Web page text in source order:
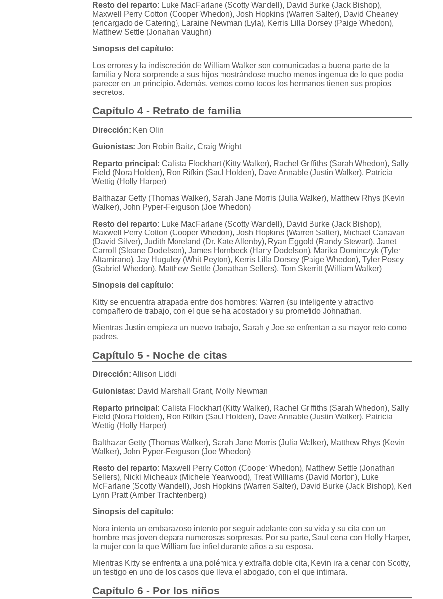
Resto del reparto: Luke MacFarlane (Scotty Wandell), David Burke (Jack Bishop),
Maxwell Perry Cotton (Cooper Whedon), Josh Hopkins (Warren Salter), David Cheaney
(encargado de Catering), Laraine Newman (Lyla), Kerris Lilla Dorsey (Paige Whedon),
Matthew Settle (Jonahan Vaughn)
Sinopsis del capítulo:
Los errores y la indiscreción de William Walker son comunicadas a buena parte de la
familia y Nora sorprende a sus hijos mostrándose mucho menos ingenua de lo que podía
parecer en un principio. Además, vemos como todos los hermanos tienen sus propios
secretos.
Capítulo 4 - Retrato de familia
Dirección: Ken Olin
Guionistas: Jon Robin Baitz, Craig Wright
Reparto principal: Calista Flockhart (Kitty Walker), Rachel Griffiths (Sarah Whedon), Sally
Field (Nora Holden), Ron Rifkin (Saul Holden), Dave Annable (Justin Walker), Patricia
Wettig (Holly Harper)
Balthazar Getty (Thomas Walker), Sarah Jane Morris (Julia Walker), Matthew Rhys (Kevin
Walker), John Pyper-Ferguson (Joe Whedon)
Resto del reparto: Luke MacFarlane (Scotty Wandell), David Burke (Jack Bishop),
Maxwell Perry Cotton (Cooper Whedon), Josh Hopkins (Warren Salter), Michael Canavan
(David Silver), Judith Moreland (Dr. Kate Allenby), Ryan Eggold (Randy Stewart), Janet
Carroll (Sloane Dodelson), James Hornbeck (Harry Dodelson), Marika Dominczyk (Tyler
Altamirano), Jay Huguley (Whit Peyton), Kerris Lilla Dorsey (Paige Whedon), Tyler Posey
(Gabriel Whedon), Matthew Settle (Jonathan Sellers), Tom Skerritt (William Walker)
Sinopsis del capítulo:
Kitty se encuentra atrapada entre dos hombres: Warren (su inteligente y atractivo
compañero de trabajo, con el que se ha acostado) y su prometido Johnathan.
Mientras Justin empieza un nuevo trabajo, Sarah y Joe se enfrentan a su mayor reto como
padres.
Capítulo 5 - Noche de citas
Dirección: Allison Liddi
Guionistas: David Marshall Grant, Molly Newman
Reparto principal: Calista Flockhart (Kitty Walker), Rachel Griffiths (Sarah Whedon), Sally
Field (Nora Holden), Ron Rifkin (Saul Holden), Dave Annable (Justin Walker), Patricia
Wettig (Holly Harper)
Balthazar Getty (Thomas Walker), Sarah Jane Morris (Julia Walker), Matthew Rhys (Kevin
Walker), John Pyper-Ferguson (Joe Whedon)
Resto del reparto: Maxwell Perry Cotton (Cooper Whedon), Matthew Settle (Jonathan
Sellers), Nicki Micheaux (Michele Yearwood), Treat Williams (David Morton), Luke
McFarlane (Scotty Wandell), Josh Hopkins (Warren Salter), David Burke (Jack Bishop), Keri
Lynn Pratt (Amber Trachtenberg)
Sinopsis del capítulo:
Nora intenta un embarazoso intento por seguir adelante con su vida y su cita con un
hombre mas joven depara numerosas sorpresas. Por su parte, Saul cena con Holly Harper,
la mujer con la que William fue infiel durante años a su esposa.
Mientras Kitty se enfrenta a una polémica y extraña doble cita, Kevin ira a cenar con Scotty,
un testigo en uno de los casos que lleva el abogado, con el que intimara.
Capítulo 6 - Por los niños